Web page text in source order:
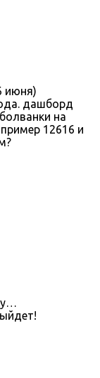
июня)
дашборд
на
12616 и